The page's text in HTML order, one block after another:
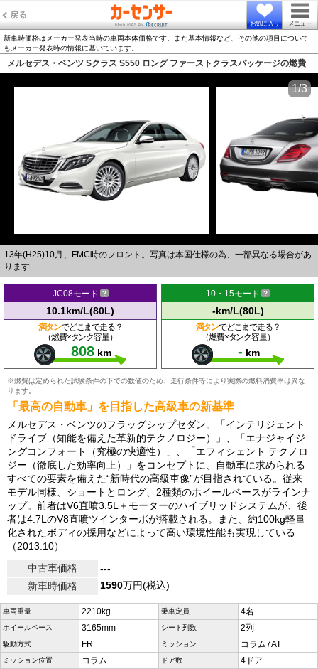
戻る
お気に入り メニュー
新車時価格はメーカー発表当時の車両本体価格です。また基本情報など、その他の項目について
もメーカー発表時の情報に基いています。
メルセデス・ベンツ Sクラス S550 ロング ファーストクラスパッケージの燃費
13年(H25)10月、FMC時のフロント。写真は本国仕様の為、一部異なる場合があ
ります
1/3
JC08モード
10.1km/L(80L)
満タンでどこまで走る？
（燃費×タンク容量）
808 km
10・15モード
-km/L(80L)
満タンでどこまで走る？
（燃費×タンク容量）
- km
※燃費は定められた試験条件の下での数値のため、走行条件等により実際の燃料消費率は異な
ります。
「最高の自動車」を目指した高級車の新基準
メルセデス・ベンツのフラッグシップセダン。「インテリジェント
ドライブ（知能を備えた革新的テクノロジー）」、「エナジャイジ
ングコンフォート（究極の快適性）」、「エフィシェント テクノロ
ジー（徹底した効率向上）」をコンセプトに、自動車に求められる
すべての要素を備えた“新時代の高級車像”が目指されている。従来
モデル同様、ショートとロング、2種類のホイールベースがラインナ
ップ。前者はV6直噴3.5L＋モーターのハイブリッドシステムが、後
者は4.7LのV8直噴ツインターボが搭載される。また、約100kg軽量
化されたボディの採用などによって高い環境性能も実現している
（2013.10）
中古車価格
---
新車時価格
1590万円(税込)
車両重量 2210kg 乗車定員 4名
ホイールベース 3165mm シート列数 2列
駆動方式 FR ミッション コラム7AT
ミッション位置 コラム ドア数 4ドア